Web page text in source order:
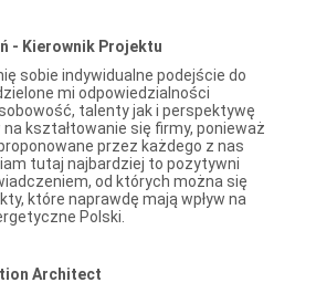
- Kierownik Projektu
sobie indywidualne podejście do
mi odpowiedzialności
talenty jak i perspektywę
na kształtowanie się firmy, ponieważ
przez każdego z nas
tutaj najbardziej to pozytywni
od których można się
które naprawdę mają wpływ na
Polski.
Architect